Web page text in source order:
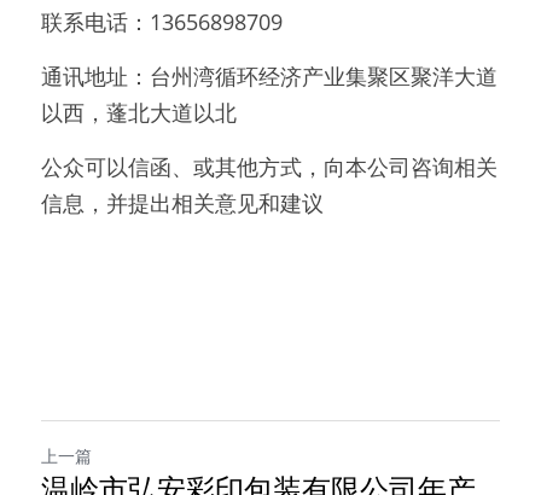
联系电话：13656898709
通讯地址：台州湾循环经济产业集聚区聚洋大道
以西，蓬北大道以北
公众可以信函、或其他方式，向本公司咨询相关
信息，并提出相关意见和建议
上一篇